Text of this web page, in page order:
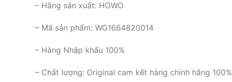
– Hãng sản xuất: HOWO
– Mã sản phẩm: WG1664820014
– Hàng Nhập khẩu 100%
– Chất lượng: Original cam kết hàng chính hãng 100%